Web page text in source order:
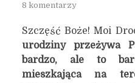
8 komentarzy
Szczęść Boże! Moi
urodziny przeżywa
bardzo, ale to
mieszkająca na